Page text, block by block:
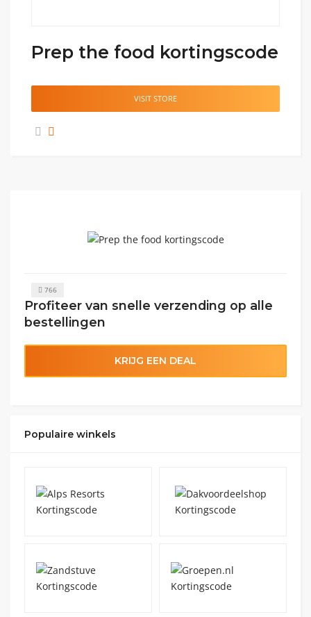
Prep the food kortingscode
VISIT STORE
766
Profiteer van snelle verzending op alle
bestellingen
KRIJG EEN DEAL
Populaire winkels